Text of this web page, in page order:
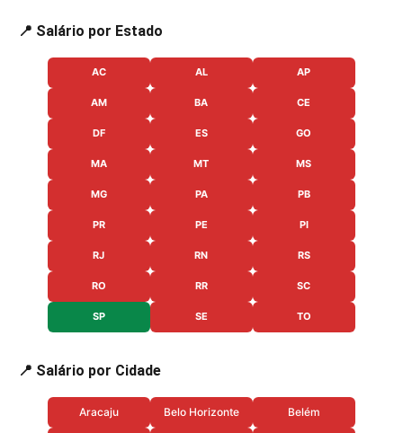
📍 Salário por Estado
AC AL AP
AM BA CE
DF ES GO
MA MT MS
MG PA PB
PR PE PI
RJ RN RS
RO RR SC
SP SE TO
📍 Salário por Cidade
Aracaju Belo Horizonte Belém